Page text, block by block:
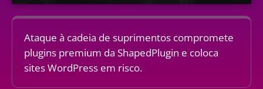
Ataque à cadeia de suprimentos compromete
plugins premium da ShapedPlugin e coloca
sites WordPress em risco.